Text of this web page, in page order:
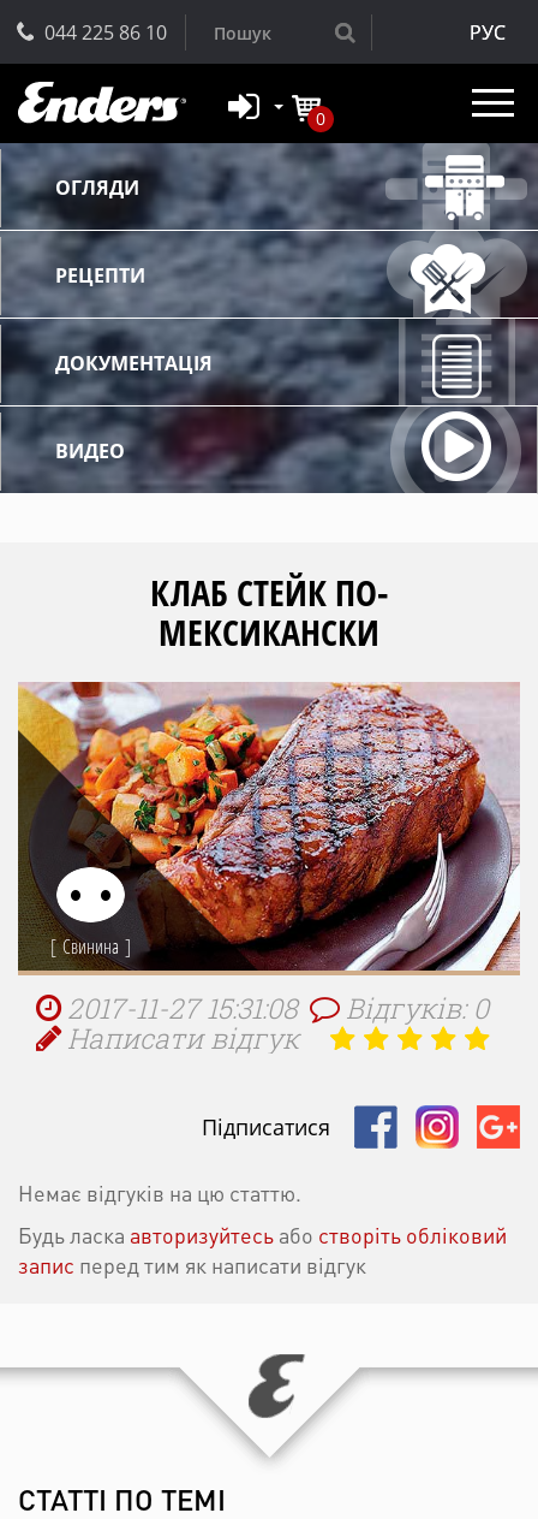
044 225 86 10 РУС
0
ОГЛЯДИ
РЕЦЕПТИ
ДОКУМЕНТАЦІЯ
ВИДЕО
КЛАБ СТЕЙК ПО-
МЕКСИКАНСКИ
Свинина
2017-11-27 15:31:08
Відгуків: 0
Написати відгук
Підписатися
Немає відгуків на цю статтю.
Будь ласка авторизуйтесь або створіть обліковий
запис перед тим як написати відгук
СТАТТІ ПО ТЕМІ